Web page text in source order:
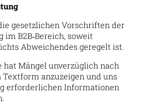
gesetzlichen Vorschriften der
im B2B‑Bereich, soweit
Abweichendes geregelt ist.
hat Mängel unverzüglich nach
anzuzeigen und uns
erforderlichen Informationen